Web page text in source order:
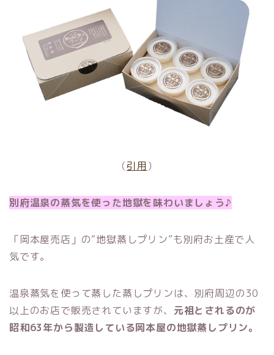
（引用 ）
別府温泉の蒸気を使った地獄を味わいましょう♪
「岡本屋売店」の“地獄蒸しプリン”も別府お土産で人
気です。
温泉蒸気を使って蒸した蒸しプリンは、別府周辺の30
以上のお店で販売されていますが、 元祖とされるのが
昭和63年から製造している岡本屋の地獄蒸しプリン。